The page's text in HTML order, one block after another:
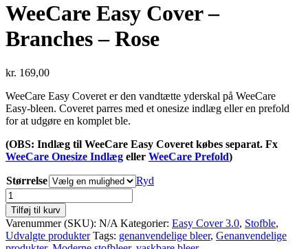
WeeCare Easy Cover –
Branches – Rose
kr. 169,00
WeeCare Easy Coveret er den vandtætte yderskal på WeeCare
Easy-bleen. Coveret parres med et onesize indlæg eller en prefold
for at udgøre en komplet ble.
(OBS: Indlæg til WeeCare Easy Coveret købes separat. Fx
WeeCare Onesize Indlæg eller WeeCare Prefold)
Størrelse
Ryd
WeeCare
Easy
Cover
-
Branches
Tilføj til kurv
Varenummer (SKU): N/A Kategorier: Easy Cover 3.0, Stofble,
Udvalgte produkter Tags: genanvendelige bleer, Genanvendelige